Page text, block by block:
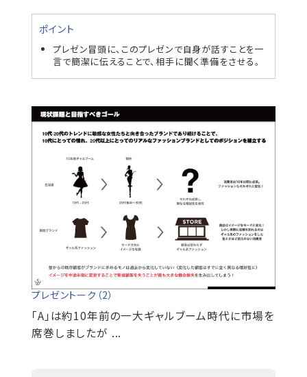
ポイント
プレゼン冒頭に、このプレゼンで自身が話すことを一
言で簡潔に伝えることで、相手に聞く準備をさせる。
プレゼントーク（2）
「A」は約10年前の一大ギャルブーム時代に市場を
席巻しましたが ...